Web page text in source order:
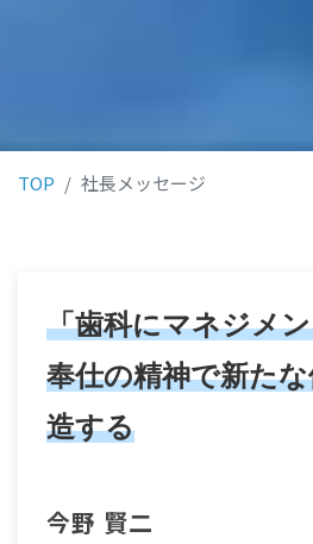
TOP 社長メッセージ
「歯科にマネジメ
奉仕の精神で新た
造する
今野 賢二